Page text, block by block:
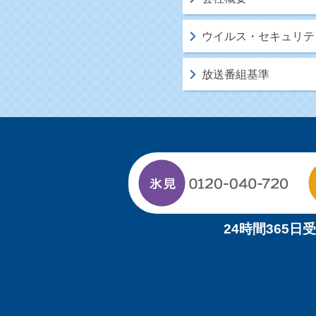
ウイルス・セキュリ
放送番組基準
24時間365日